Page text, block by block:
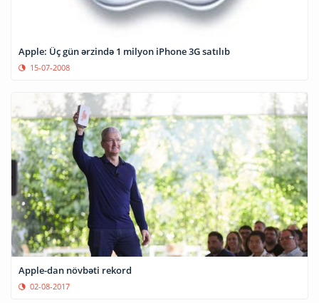
Apple: Üç gün ərzində 1 milyon iPhone 3G satılıb
15-07-2008
Apple-dan növbəti rekord
02-08-2017